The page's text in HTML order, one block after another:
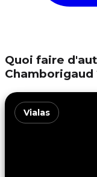
Quoi faire
Vialas